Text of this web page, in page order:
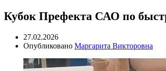
Кубок Префекта САО по
27.02.2026
Опубликовано Маргарита Викторовна